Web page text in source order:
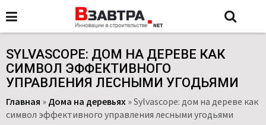
SYLVASCOPE: ДОМ НА ДЕРЕВЕ КАК
СИМВОЛ ЭФФЕКТИВНОГО
УПРАВЛЕНИЯ ЛЕСНЫМИ УГОДЬЯМИ
Главная » Дома на деревьях »Sylvascope: дом на дереве как
символ эффективного управления лесными угодьями